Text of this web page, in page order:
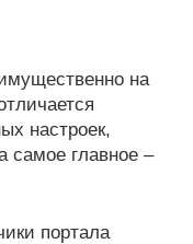
на
настроек,
главное –
портала